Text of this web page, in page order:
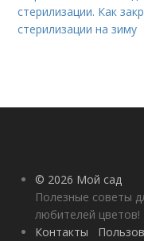
стерилизации. Как
стерилизации на зиму
© 2026 Мой сад
Полезные советы
любителей цветов!
Контакты